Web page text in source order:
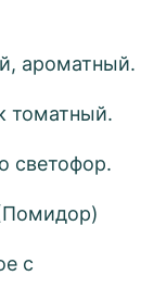
ароматный.
томатный.
светофор.
с